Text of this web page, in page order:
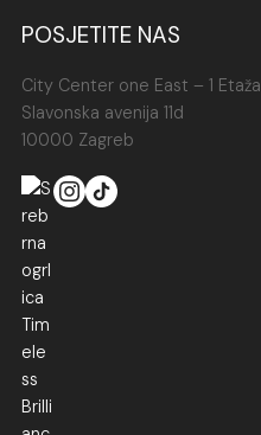
POSJETITE NAS
City Center one East – 1 Etaža
Slavonska avenija 11d
10000 Zagreb